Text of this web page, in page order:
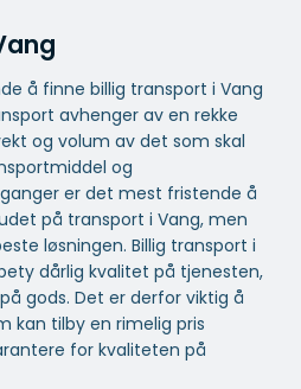
å finne billig transport i Vang
avhenger av en rekke
og volum av det som skal
og
er det mest fristende å
på transport i Vang, men
løsningen. Billig transport i
dårlig kvalitet på tjenesten,
gods. Det er derfor viktig å
kan tilby en rimelig pris
for kvaliteten på